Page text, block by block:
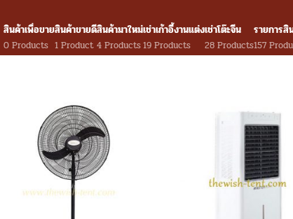
สินค้าเพื่อขาย
0 Products
สินค้าขายดี
1 Product
สินค้ามาใหม่
4 Products
เช่าเก้าอี้งานแต่ง
19 Products
เช่าโต๊ะจีน
28 Products
รายการ
157